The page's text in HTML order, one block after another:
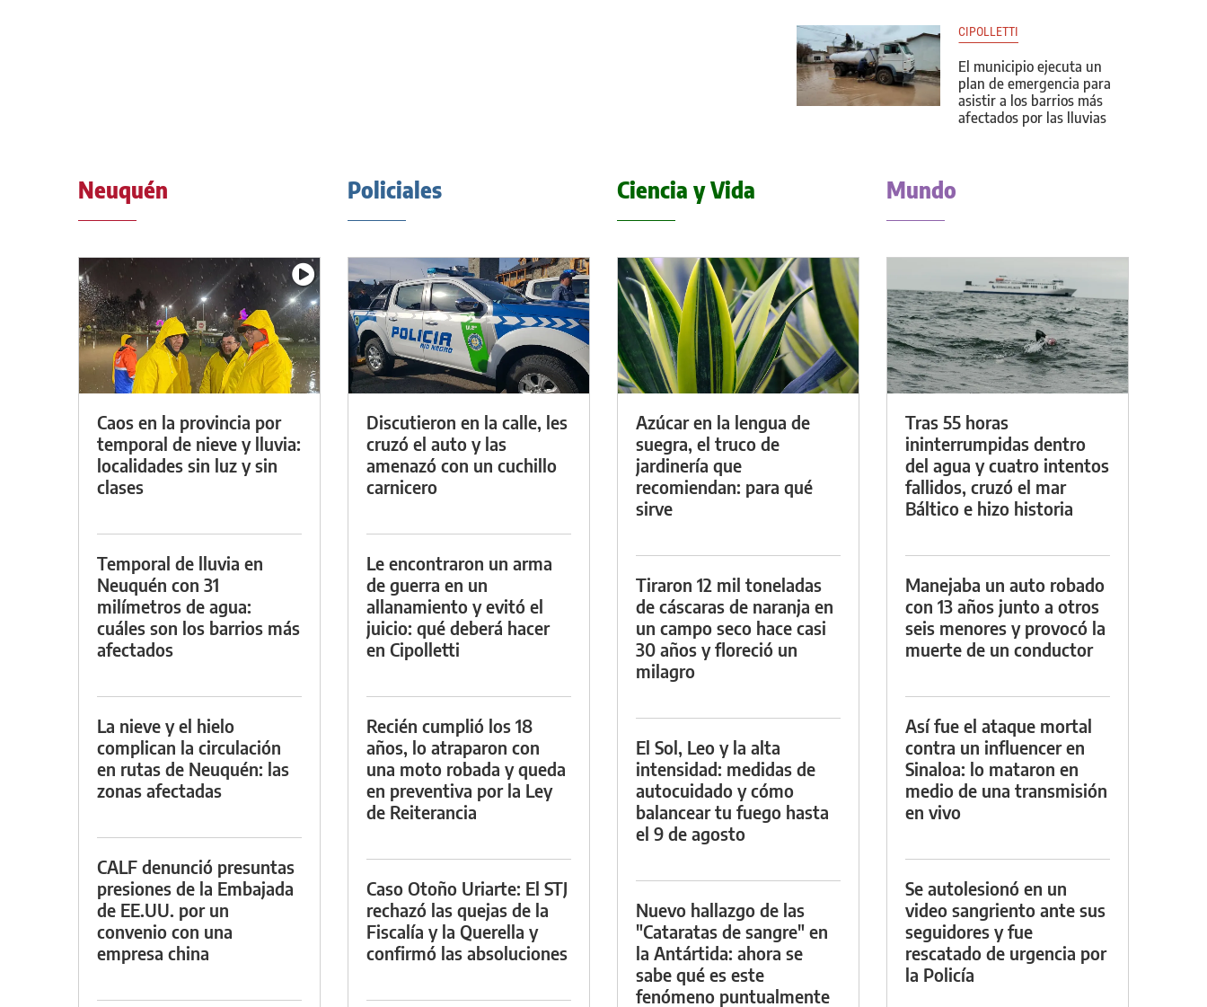
CIPOLLETTI
El municipio ejecuta un
plan de emergencia para
asistir a los barrios más
afectados por las lluvias
Neuquén
Caos en la provincia por
temporal de nieve y lluvia:
localidades sin luz y sin
clases
Temporal de lluvia en
Neuquén con 31
milímetros de agua:
cuáles son los barrios más
afectados
La nieve y el hielo
complican la circulación
en rutas de Neuquén: las
zonas afectadas
CALF denunció presuntas
presiones de la Embajada
de EE.UU. por un
convenio con una
empresa china
Policiales
Discutieron en la calle, les
cruzó el auto y las
amenazó con un cuchillo
carnicero
Le encontraron un arma
de guerra en un
allanamiento y evitó el
juicio: qué deberá hacer
en Cipolletti
Recién cumplió los 18
años, lo atraparon con
una moto robada y queda
en preventiva por la Ley
de Reiterancia
Caso Otoño Uriarte: El STJ
rechazó las quejas de la
Fiscalía y la Querella y
confirmó las absoluciones
Ciencia y Vida
Azúcar en la lengua de
suegra, el truco de
jardinería que
recomiendan: para qué
sirve
Tiraron 12 mil toneladas
de cáscaras de naranja en
un campo seco hace casi
30 años y floreció un
milagro
El Sol, Leo y la alta
intensidad: medidas de
autocuidado y cómo
balancear tu fuego hasta
el 9 de agosto
Nuevo hallazgo de las
"Cataratas de sangre" en
la Antártida: ahora se
sabe qué es este
fenómeno puntualmente
Mundo
Tras 55 horas
ininterrumpidas dentro
del agua y cuatro intentos
fallidos, cruzó el mar
Báltico e hizo historia
Manejaba un auto robado
con 13 años junto a otros
seis menores y provocó la
muerte de un conductor
Así fue el ataque mortal
contra un influencer en
Sinaloa: lo mataron en
medio de una transmisión
en vivo
Se autolesionó en un
video sangriento ante sus
seguidores y fue
rescatado de urgencia por
la Policía